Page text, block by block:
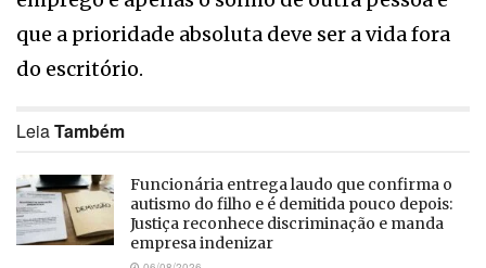
que a prioridade absoluta deve ser a vida fora
do escritório.
LeiaTambém
Funcionária entrega laudo que confirma o
autismo do filho e é demitida pouco depois:
Justiça reconhece discriminação e manda
empresa indenizar